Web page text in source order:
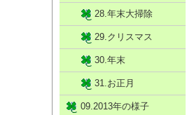
28.年末大掃除
29.クリスマス
30.年末
31.お正月
09.2013年の様子